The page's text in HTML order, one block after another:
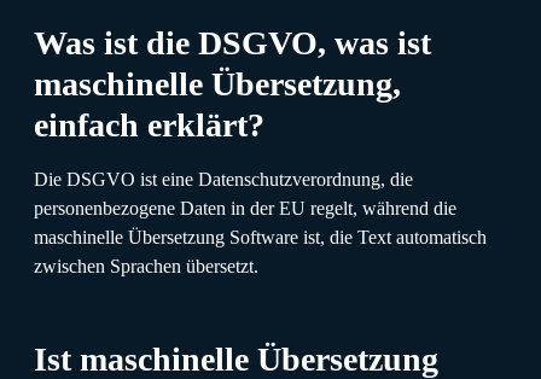
Was ist die DSGVO, was ist
maschinelle Übersetzung,
einfach erklärt?
Die DSGVO ist eine Datenschutzverordnung, die
personenbezogene Daten in der EU regelt, während die
maschinelle Übersetzung Software ist, die Text automatisch
zwischen Sprachen übersetzt.
Ist maschinelle Übersetzung